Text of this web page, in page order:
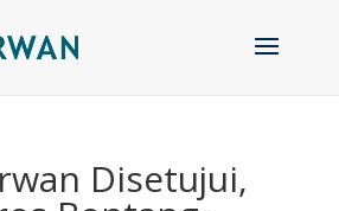
Disetujui,